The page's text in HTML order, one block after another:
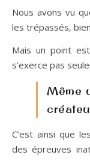
Nous avons vu
les trépassés,
Mais un point
s’exerce pas
Même
C’est ainsi que
des épreuves